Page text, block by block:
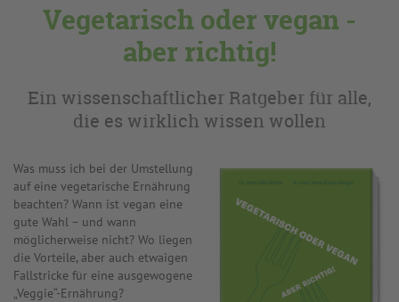
Vegetarisch oder vegan -
aber richtig!
Ein wissenschaftlicher Ratgeber für alle,
die es wirklich wissen wollen
Was muss ich bei der Umstellung
auf eine vegetarische Ernährung
beachten? Wann ist vegan eine
gute Wahl – und wann
möglicherweise nicht? Wo liegen
die Vorteile, aber auch etwaigen
Fallstricke für eine ausgewogene
„Veggie“-Ernährung?